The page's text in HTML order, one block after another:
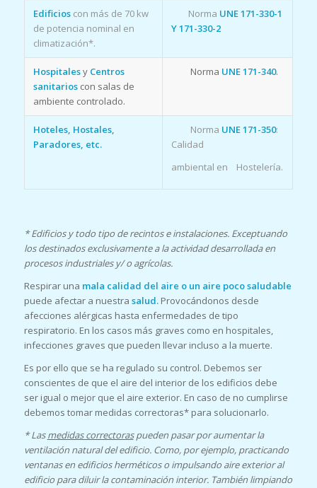
Edificioscon más de 70 kw
de potencia nominal en
climatización*.
Norma UNE 171-330-1
Y 171-330-2
Hospitalesy Centros
sanitarioscon salas de
ambiente controlado.
Norma UNE 171-340.
Hoteles, Hostales,
Paradores, etc.
Norma UNE 171-350:
Calidad
ambiental en Hostelería.
* Edificios y todo tipo de recintos e instalaciones. Exceptuando
los destinados exclusivamente a la actividad desarrollada en
procesos industriales y/ o agrícolas.
Respirar una mala calidad del aire o un aire poco saludable
puede afectar a nuestra salud.Provocándonos desde
afecciones alérgicas hasta enfermedades de tipo
respiratorio. En los casos más graves como en hospitales,
infecciones graves que pueden llevar incluso a la muerte.
Es por ello que se ha regulado su control. Debemos ser
conscientes de que el aire del interior de los edificios debe
ser igual o mejor que el aire exterior. En caso de no cumplirse
debemos tomar medidas correctoras* para solucionarlo.
* Lasmedidas correctoraspueden pasar por aumentar la
ventilación natural del edificio. Como, por ejemplo, practicando
ventanas en edificios herméticos o impulsando aire exterior al
edificio para diluir la contaminación interior. También limpiando